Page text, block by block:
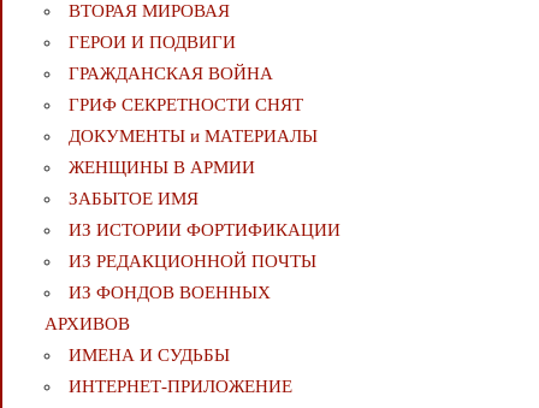
ВТОРАЯ МИРОВАЯ
ГЕРОИ И ПОДВИГИ
ГРАЖДАНСКАЯ ВОЙНА
ГРИФ СЕКРЕТНОСТИ СНЯТ
ДОКУМЕНТЫ и МАТЕРИАЛЫ
ЖЕНЩИНЫ В АРМИИ
ЗАБЫТОЕ ИМЯ
ИЗ ИСТОРИИ ФОРТИФИКАЦИИ
ИЗ РЕДАКЦИОННОЙ ПОЧТЫ
ИЗ ФОНДОВ ВОЕННЫХ
АРХИВОВ
ИМЕНА И СУДЬБЫ
ИНТЕРНЕТ-ПРИЛОЖЕНИЕ